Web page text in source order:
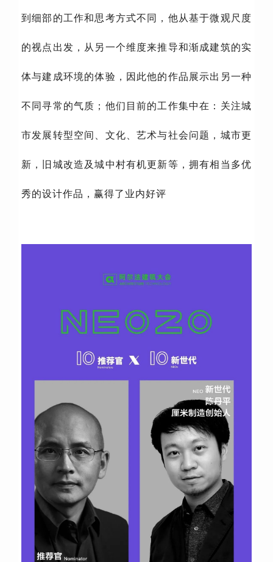
到细部的工作和思考方式不同，他从基于微观尺度
的视点出发，从另一个维度来推导和渐成建筑的实
体与建成环境的体验，因此他的作品展示出另一种
不同寻常的气质；他们目前的工作集中在：关注城
市发展转型空间、文化、艺术与社会问题，城市更
新，旧城改造及城中村有机更新等，拥有相当多优
秀的设计作品，赢得了业内好评